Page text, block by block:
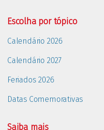
Escolha por tópico
Calendário 2026
Calendário 2027
Feriados 2026
Datas Comemorativas
Saiba mais